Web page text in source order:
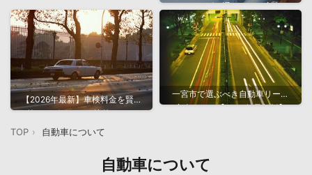
全な移動を実現するポイントと
は
とスムーズに通すための完全ガ
イド
【2026年最新】車検料金を賢く
抑えるポイントと比較ガイド
一宮市で選ぶべき自動車リース
完全ガイド【2026年最新版】
TOP 自動車について
自動車について